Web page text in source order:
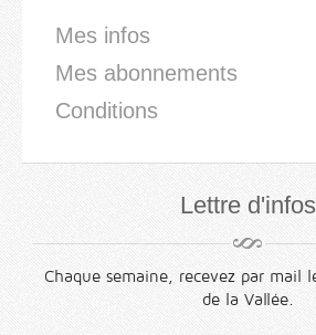
Mes infos
Mes abonnements
Conditions
Lettre d'infos
Chaque semaine, recevez par mail
de la Vallée.